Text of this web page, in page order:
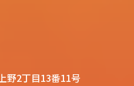
野2丁目13番11号